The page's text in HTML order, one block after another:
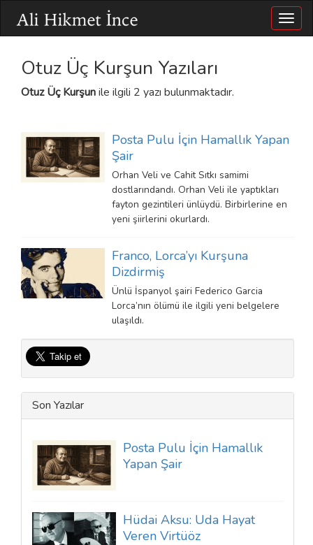
Otuz Üç Kurşun Yazıları
Otuz Üç Kurşunile ilgili 2 yazı bulunmaktadır.
Posta Pulu İçin Hamallık Yapan
Şair
Orhan Veli ve Cahit Sıtkı samimi
dostlarındandı. Orhan Veli ile yaptıkları
fayton gezintileri ünlüydü. Birbirlerine en
yeni şiirlerini okurlardı.
Franco, Lorca’yı Kurşuna
Dizdirmiş
Ünlü İspanyol şairi Federico Garcia
Lorca’nın ölümü ile ilgili yeni belgelere
ulaşıldı.
Son Yazılar
Posta Pulu İçin Hamallık
Yapan Şair
Hüdai Aksu: Uda Hayat
Veren Virtüöz